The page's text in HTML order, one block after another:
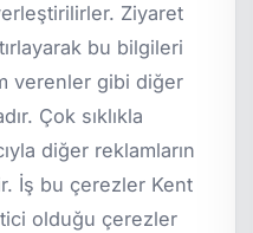
Ziyaret
bu bilgileri
verenler gibi diğer
Çok sıklıkla
diğer reklamların
İş bu çerezler Kent
olduğu çerezler